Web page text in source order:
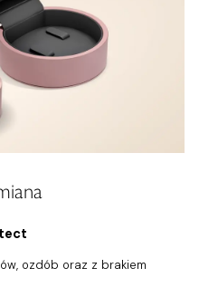
ozdób oraz z brakiem